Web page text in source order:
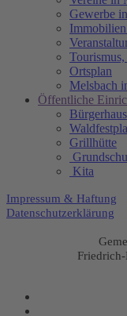
Gewerbe
Ortsplan
Melsbach
Öffentliche
Bürgerhaus
Grillhütte
Kita
Impressum & Haftung
Datenschutzerklärung